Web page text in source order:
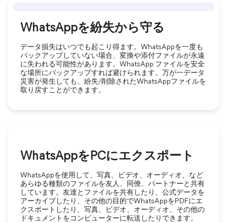
WhatsAppを紛失から守る
データ損失はいつでも起こり得ます。WhatsAppを一度も
バックアップしていない場合、変換や添付ファイルが永遠
に失われる可能性があります。WhatsApp ファイルを安全
な場所にバックアップすれば避けられます。万が一データ
災害が発生しても、紛失/削除されたWhatsAppファイルを
取り戻すことができます。
WhatsAppをPCにエクスポート
WhatsAppを使用して、写真、ビデオ、オーディオ、など
あらゆる種類のファイルを友人、同僚、パートナーと共有
しています。友達とファイルを共有したり、公式データを
アーカイブしたり、その他の目的でWhatsAppをPDFにエ
クスポートしたり、写真、ビデオ、オーディオ、その他の
ドキュメントをコンピューターに転送したりできます。